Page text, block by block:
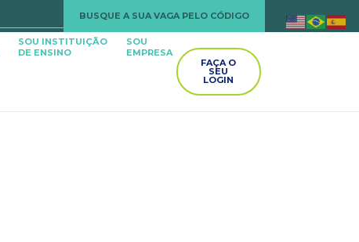
BUSQUE A SUA VAGA PELO CÓDIGO
SOU INSTITUIÇÃO
DE ENSINO
SOU
EMPRESA
FAÇA O
SEU
LOGIN